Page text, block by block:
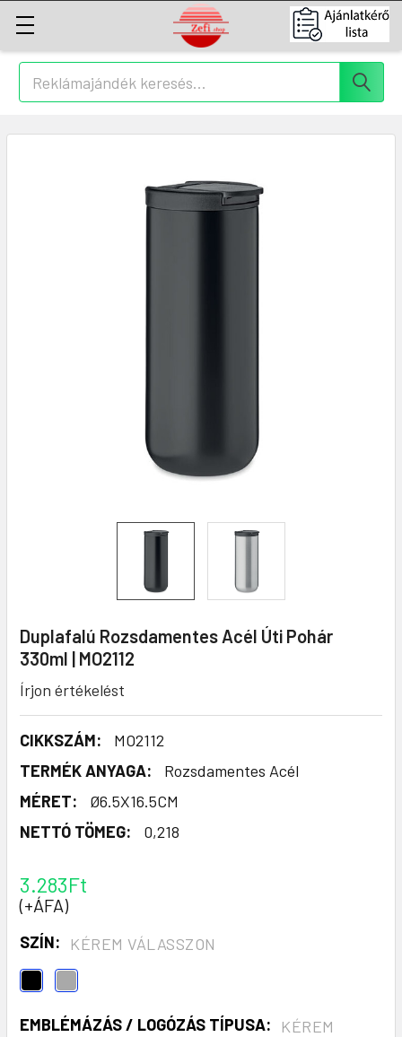
Keresés
Duplafalú Rozsdamentes Acél Úti Pohár
330ml | MO2112
Írjon értékelést
CIKKSZÁM:
MO2112
TERMÉK ANYAGA:
Rozsdamentes Acél
MÉRET:
Ø6.5X16.5CM
NETTÓ TÖMEG:
0,218
3.283Ft
(+ÁFA)
SZÍN: KÉREM VÁLASSZON
EMBLÉMÁZÁS / LOGÓZÁS TÍPUSA:
KÉREM